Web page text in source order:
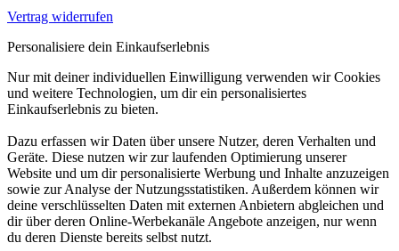
Vertrag widerrufen
Personalisiere dein Einkaufserlebnis
Nur mit deiner individuellen Einwilligung verwenden wir Cookies
und weitere Technologien, um dir ein personalisiertes
Einkaufserlebnis zu bieten.
Dazu erfassen wir Daten über unsere Nutzer, deren Verhalten und
Geräte. Diese nutzen wir zur laufenden Optimierung unserer
Website und um dir personalisierte Werbung und Inhalte anzuzeigen
sowie zur Analyse der Nutzungsstatistiken. Außerdem können wir
deine verschlüsselten Daten mit externen Anbietern abgleichen und
dir über deren Online-Werbekanäle Angebote anzeigen, nur wenn
du deren Dienste bereits selbst nutzt.